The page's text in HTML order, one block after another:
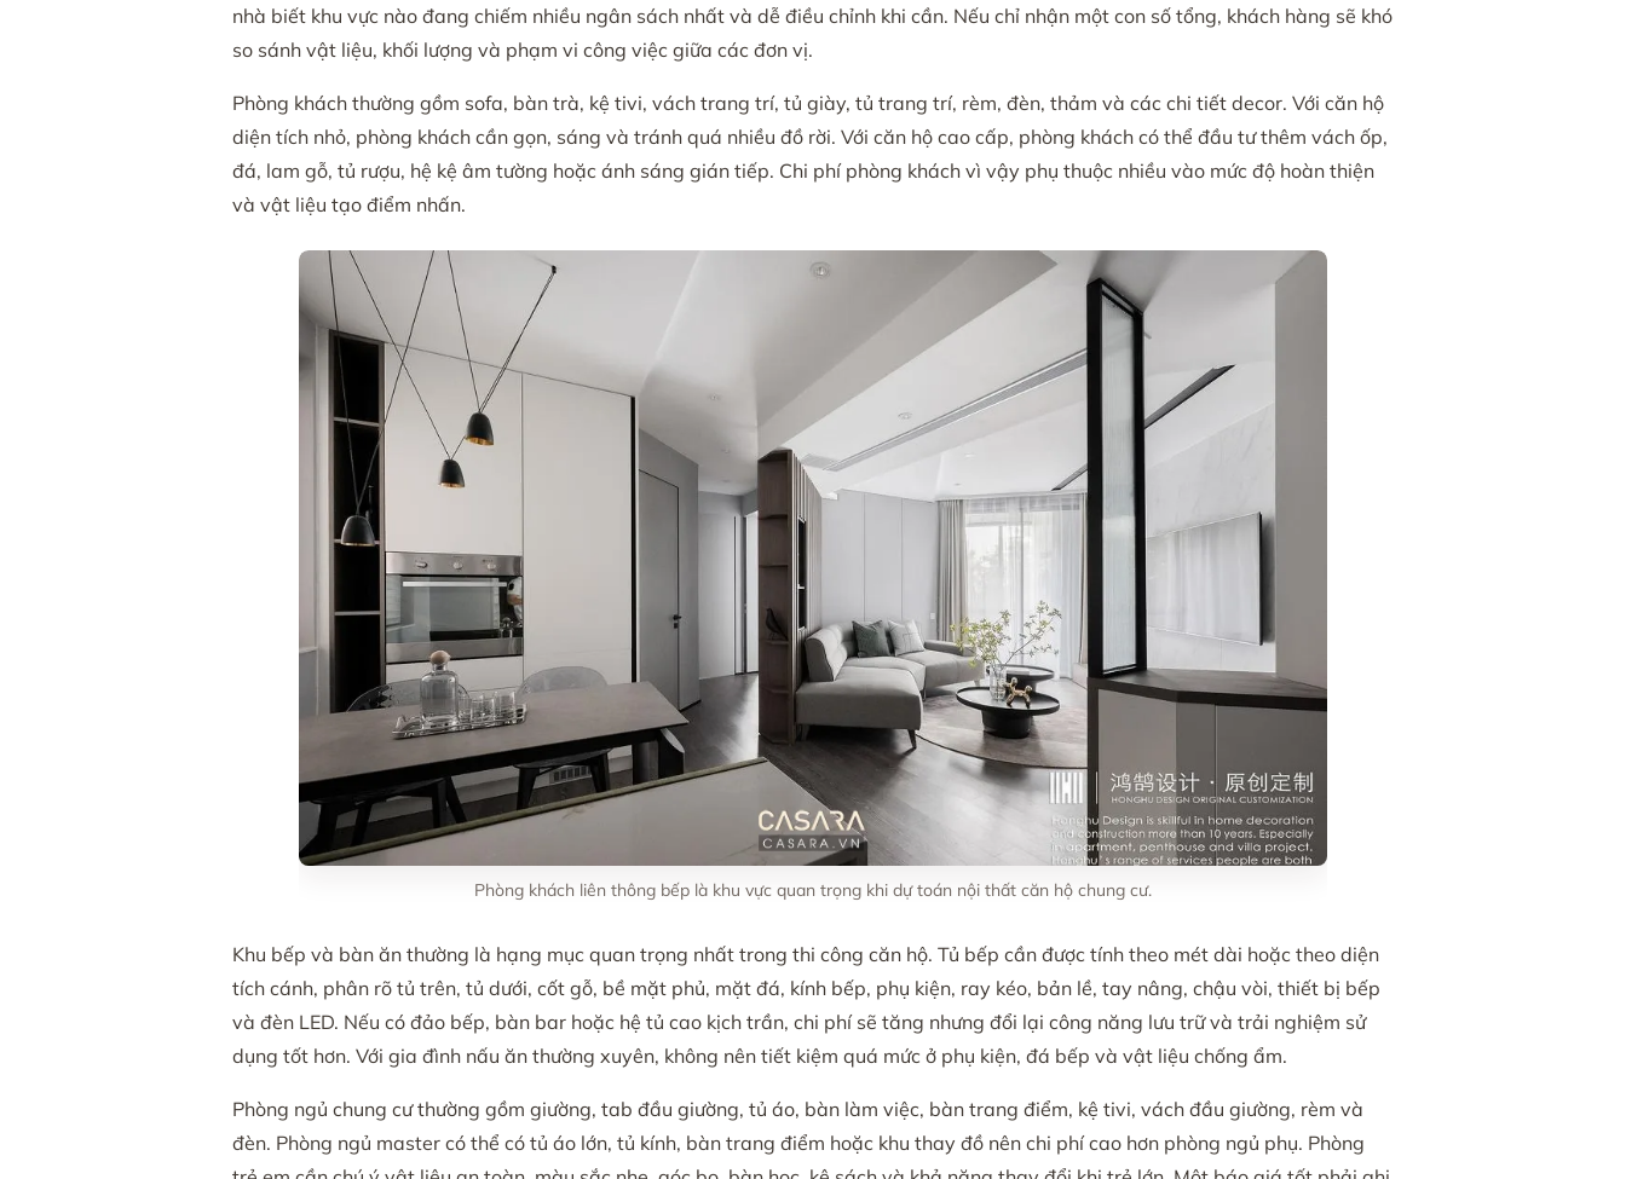
nhà biết khu vực nào đang chiếm nhiều ngân sách nhất và dễ điều chỉnh khi cần. Nếu chỉ nhận một con số tổng, khách hàng sẽ khó
so sánh vật liệu, khối lượng và phạm vi công việc giữa các đơn vị.
Phòng khách thường gồm sofa, bàn trà, kệ tivi, vách trang trí, tủ giày, tủ trang trí, rèm, đèn, thảm và các chi tiết decor. Với căn hộ
diện tích nhỏ, phòng khách cần gọn, sáng và tránh quá nhiều đồ rời. Với căn hộ cao cấp, phòng khách có thể đầu tư thêm vách ốp,
đá, lam gỗ, tủ rượu, hệ kệ âm tường hoặc ánh sáng gián tiếp. Chi phí phòng khách vì vậy phụ thuộc nhiều vào mức độ hoàn thiện
và vật liệu tạo điểm nhấn.
Phòng khách liên thông bếp là khu vực quan trọng khi dự toán nội thất căn hộ chung cư.
Khu bếp và bàn ăn thường là hạng mục quan trọng nhất trong thi công căn hộ. Tủ bếp cần được tính theo mét dài hoặc theo diện
tích cánh, phân rõ tủ trên, tủ dưới, cốt gỗ, bề mặt phủ, mặt đá, kính bếp, phụ kiện, ray kéo, bản lề, tay nâng, chậu vòi, thiết bị bếp
và đèn LED. Nếu có đảo bếp, bàn bar hoặc hệ tủ cao kịch trần, chi phí sẽ tăng nhưng đổi lại công năng lưu trữ và trải nghiệm sử
dụng tốt hơn. Với gia đình nấu ăn thường xuyên, không nên tiết kiệm quá mức ở phụ kiện, đá bếp và vật liệu chống ẩm.
Phòng ngủ chung cư thường gồm giường, tab đầu giường, tủ áo, bàn làm việc, bàn trang điểm, kệ tivi, vách đầu giường, rèm và
đèn. Phòng ngủ master có thể có tủ áo lớn, tủ kính, bàn trang điểm hoặc khu thay đồ nên chi phí cao hơn phòng ngủ phụ. Phòng